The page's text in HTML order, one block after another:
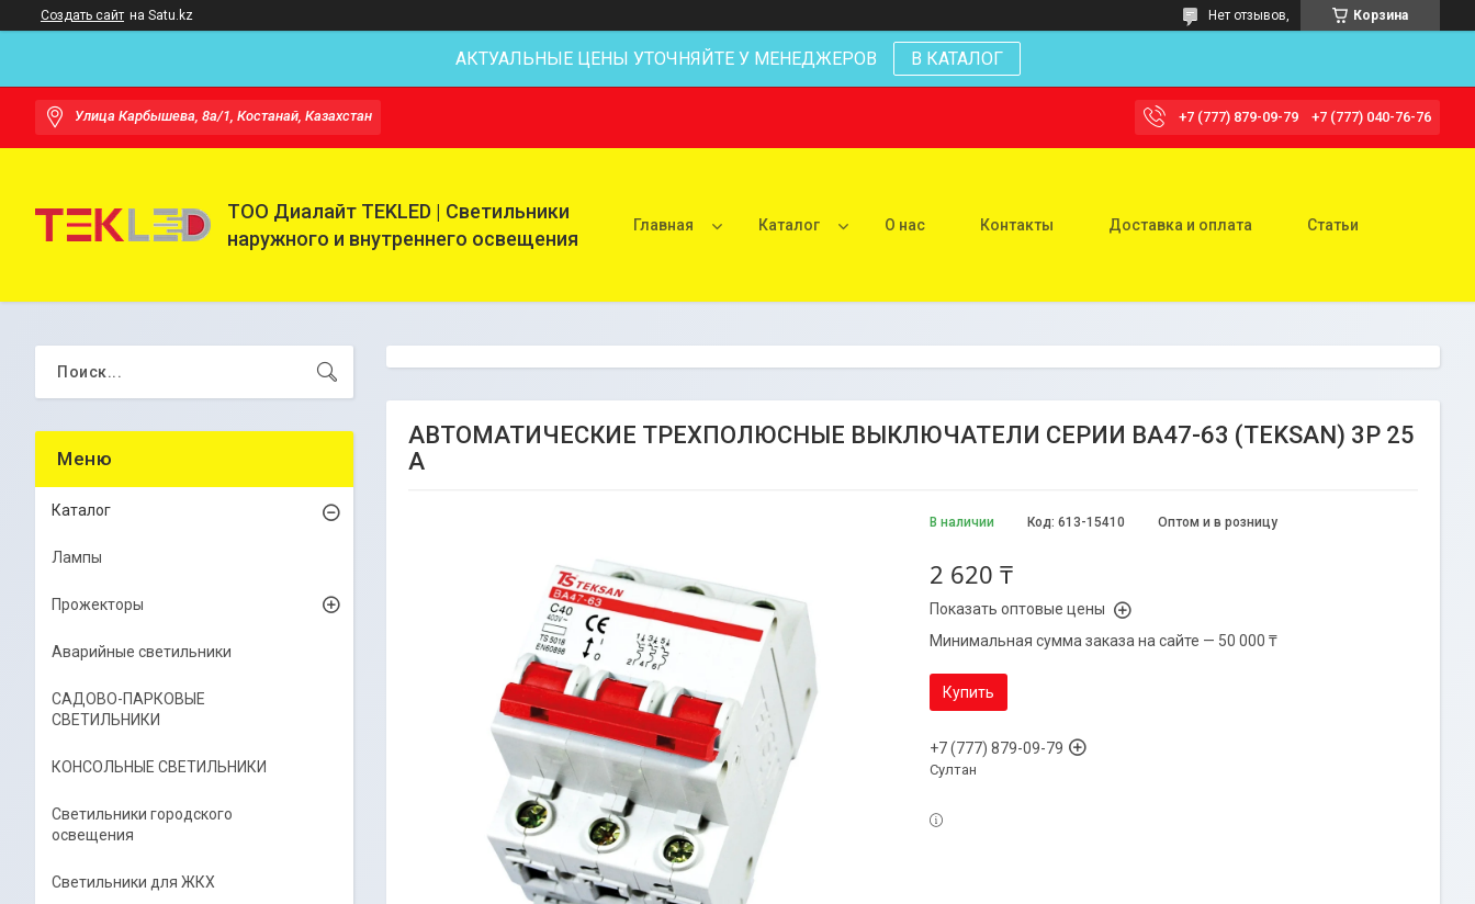
Создать сайт на Satu.kz Корзина
Нет отзывов,
АКТУАЛЬНЫЕ ЦЕНЫ УТОЧНЯЙТЕ У МЕНЕДЖЕРОВ В КАТАЛОГ
Улица Карбышева, 8а/1, Костанай, Казахстан +7 (777) 879-09-79 +7 (777) 040-76-76
ТОО Диалайт TEKLED | Светильники
наружного и внутреннего освещения
Главная Каталог О нас Контакты Доставка и оплата Статьи
АВТОМАТИЧЕСКИЕ ТРЕХПОЛЮСНЫЕ ВЫКЛЮЧАТЕЛИ СЕРИИ ВА47-63 (TEKSAN) 3P 25
A
В наличии Оптом и в розницу
Код: 613-15410
2 620 ₸
Показать оптовые цены
Минимальная сумма заказа на сайте — 50 000 ₸
Купить
+7 (777) 879-09-79
Султан
Каталог
Лампы
Прожекторы
Аварийные светильники
САДОВО-ПАРКОВЫЕ
СВЕТИЛЬНИКИ
КОНСОЛЬНЫЕ СВЕТИЛЬНИКИ
Светильники городского
освещения
Светильники для ЖКХ